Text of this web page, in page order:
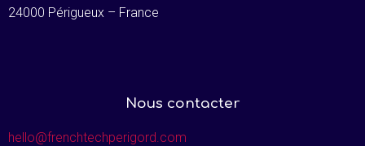
24000 Périgueux – France
Nous contacter
hello@frenchtechperigord.com